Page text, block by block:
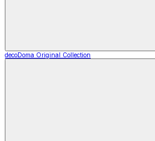
decoDoma Original Collection